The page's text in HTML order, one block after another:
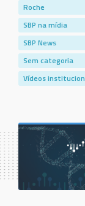
Roche
SBP na mídia
SBP News
Sem categoria
Vídeos